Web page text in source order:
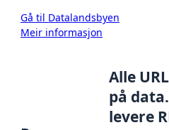
Gå til Datalandsbyen
Meir informasjon
Alle
på
levere